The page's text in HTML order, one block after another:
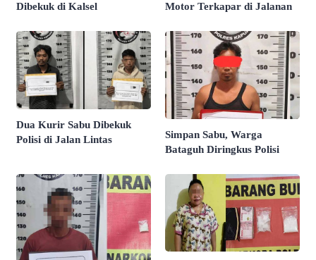
Dibekuk di Kalsel
Motor Terkapar di Jalanan
Dua Kurir Sabu Dibekuk
Polisi di Jalan Lintas
Simpan Sabu, Warga
Bataguh Diringkus Polisi